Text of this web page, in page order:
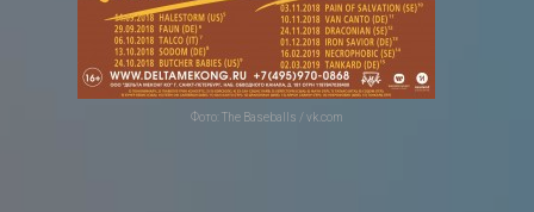
Фото: The Baseballs / vk.com